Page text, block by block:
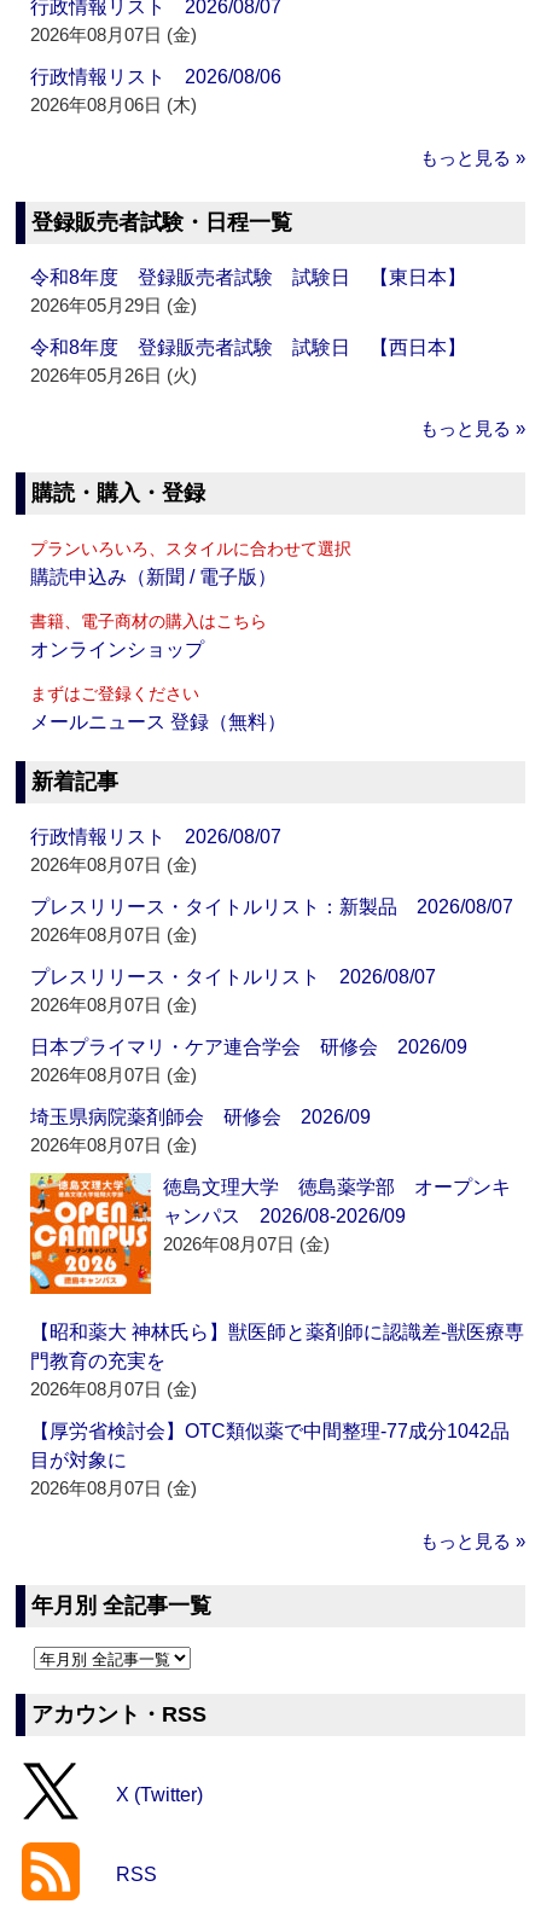
行政情報リスト 2026/08/07
2026年08月07日 (金)
行政情報リスト 2026/08/06
2026年08月06日 (木)
もっと見る »
登録販売者試験・日程一覧
令和8年度 登録販売者試験 試験日 【東日本】
2026年05月29日 (金)
令和8年度 登録販売者試験 試験日 【西日本】
2026年05月26日 (火)
もっと見る »
購読・購入・登録
プランいろいろ、スタイルに合わせて選択
購読申込み（新聞 / 電子版）
書籍、電子商材の購入はこちら
オンラインショップ
まずはご登録ください
メールニュース 登録（無料）
新着記事
行政情報リスト 2026/08/07
2026年08月07日 (金)
プレスリリース・タイトルリスト：新製品 2026/08/07
2026年08月07日 (金)
プレスリリース・タイトルリスト 2026/08/07
2026年08月07日 (金)
日本プライマリ・ケア連合学会 研修会 2026/09
2026年08月07日 (金)
埼玉県病院薬剤師会 研修会 2026/09
2026年08月07日 (金)
徳島文理大学 徳島薬学部 オープンキ
ャンパス 2026/08-2026/09
2026年08月07日 (金)
【昭和薬大 神林氏ら】獣医師と薬剤師に認識差‐獣医療専
門教育の充実を
2026年08月07日 (金)
【厚労省検討会】OTC類似薬で中間整理‐77成分1042品
目が対象に
2026年08月07日 (金)
もっと見る »
年月別 全記事一覧
アカウント・RSS
X (Twitter)
RSS